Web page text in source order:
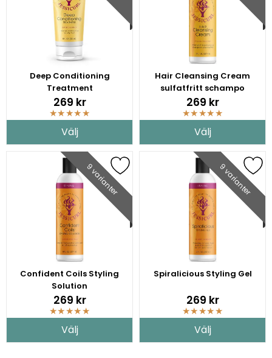
Deep Conditioning
Treatment
★★★★★
269 kr
Välj
Hair Cleansing Cream
sulfatfritt schampo
★★★★★
269 kr
Välj
9 varianter
Confident Coils Styling
Solution
★★★★★
269 kr
Välj
9 varianter
Spiralicious Styling Gel
★★★★★
269 kr
Välj